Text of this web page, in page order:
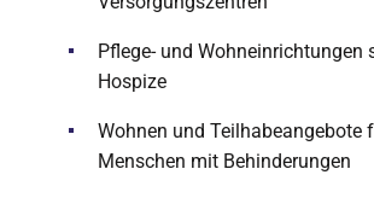
Pflege- und Wohneinrichtungen
Hospize
Wohnen und Teilhabeangebote
Menschen mit Behinderungen